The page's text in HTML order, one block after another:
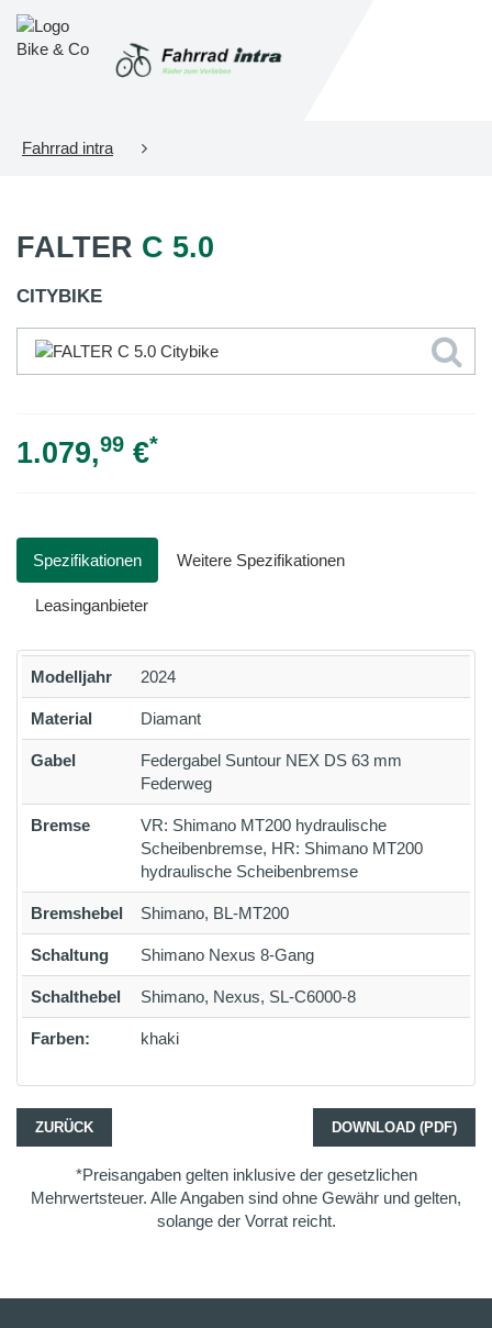
Fahrrad intra
FALTER C 5.0
CITYBIKE
1.079,99 €*
Spezifikationen Weitere Spezifikationen
Leasinganbieter
Modelljahr 2024
Material Diamant
Gabel
Federgabel Suntour NEX DS 63 mm
Federweg
Bremse
VR: Shimano MT200 hydraulische
Scheibenbremse, HR: Shimano MT200
hydraulische Scheibenbremse
Bremshebel Shimano, BL-MT200
Schaltung Shimano Nexus 8-Gang
Schalthebel Shimano, Nexus, SL-C6000-8
Farben: khaki
ZURÜCK DOWNLOAD (PDF)
*Preisangaben gelten inklusive der gesetzlichen
Mehrwertsteuer. Alle Angaben sind ohne Gewähr und gelten,
solange der Vorrat reicht.